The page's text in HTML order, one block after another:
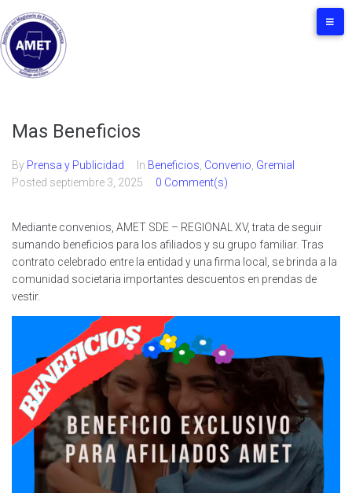
Mas Beneficios
By Prensa y Publicidad In Beneficios Convenio Gremial
Posted septiembre 3, 2025 0 Comment(s)
Mediante convenios, AMET SDE – REGIONAL XV, trata de seguir
sumando beneficios para los afiliados y su grupo familiar. Tras
contrato celebrado entre la entidad y una firma local, se brinda a la
comunidad societaria importantes descuentos en prendas de
vestir.